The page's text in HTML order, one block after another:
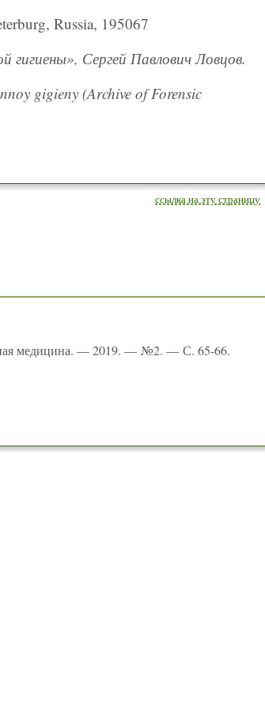
Russia, 195067
гигиены», Сергей Павлович Ловцов.
gigieny (Archive of Forensic
ссылка на эту страницу
медицина. — 2019. — №2. — С. 65-66.